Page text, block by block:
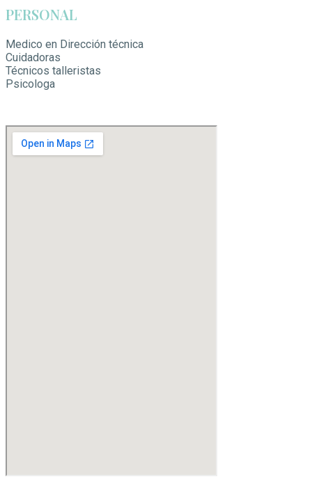
PERSONAL
Medico en Dirección técnica
Cuidadoras
Técnicos talleristas
Psicologa